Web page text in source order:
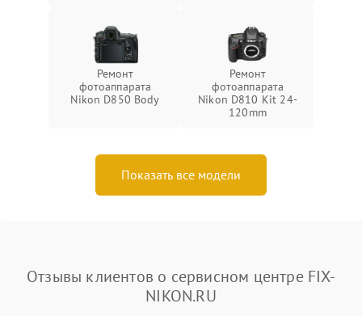
Ремонт
фотоаппарата
Nikon D850 Body
Ремонт
фотоаппарата
Nikon D810 Kit 24-
120mm
Показать все модели
Отзывы клиентов о сервисном центре FIX-
NIKON.RU